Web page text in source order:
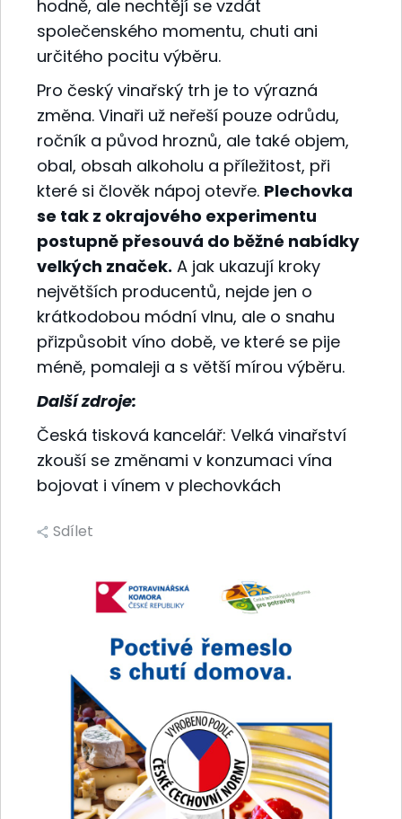
hodně, ale nechtějí se vzdát
společenského momentu, chuti ani
určitého pocitu výběru.
Pro český vinařský trh je to výrazná
změna. Vinaři už neřeší pouze odrůdu,
ročník a původ hroznů, ale také objem,
obal, obsah alkoholu a příležitost, při
které si člověk nápoj otevře. Plechovka
se tak z okrajového experimentu
postupně přesouvá do běžné nabídky
velkých značek. A jak ukazují kroky
největších producentů, nejde jen o
krátkodobou módní vlnu, ale o snahu
přizpůsobit víno době, ve které se pije
méně, pomaleji a s větší mírou výběru.
Další zdroje:
Česká tisková kancelář: Velká vinařství
zkouší se změnami v konzumaci vína
bojovat i vínem v plechovkách
Sdílet